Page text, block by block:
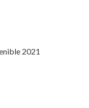
2021